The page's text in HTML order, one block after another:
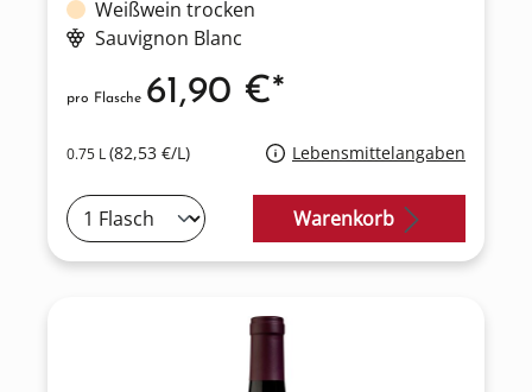
Weißwein trocken
Sauvignon Blanc
0.75 L(82,53 €/L) Lebensmittelangaben
pro Flasche 61,90 €*
Warenkorb